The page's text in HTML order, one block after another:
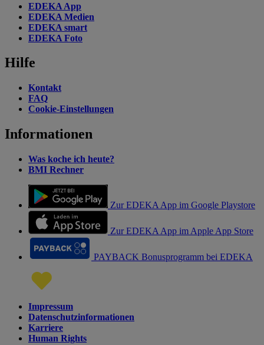
EDEKA App
EDEKA Medien
EDEKA smart
EDEKA Foto
Hilfe
Kontakt
FAQ
Cookie-Einstellungen
Informationen
Was koche ich heute?
BMI Rechner
Zur EDEKA App im Google Playstore
Zur EDEKA App im Apple App Store
PAYBACK Bonusprogramm bei EDEKA
Impressum
Datenschutzinformationen
Karriere
Human Rights